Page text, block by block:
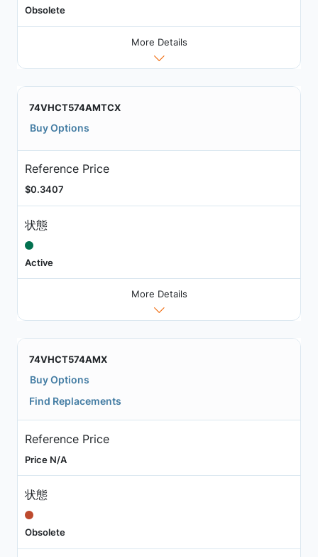
Obsolete
More Details
74VHCT574AMTCX
Buy Options
Reference Price
$0.3407
状態
Active
More Details
74VHCT574AMX
Buy Options
Find Replacements
Reference Price
Price N/A
状態
Obsolete